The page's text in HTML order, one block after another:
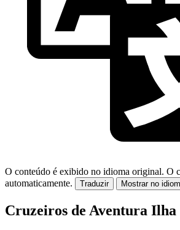
O conteúdo é exibido no idioma original. O
automaticamente.
Traduzir Mostrar no
Cruzeiros de Aventura